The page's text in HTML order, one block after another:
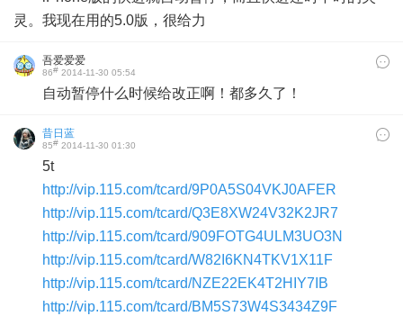
灵。我现在用的5.0版，很给力
吾爱爱爱
86# 2014-11-30 05:54
自动暂停什么时候给改正啊！都多久了！
昔日蓝
85# 2014-11-30 01:30
5t
http://vip.115.com/tcard/9P0A5S04VKJ0AFER
http://vip.115.com/tcard/Q3E8XW24V32K2JR7
http://vip.115.com/tcard/909FOTG4ULM3UO3N
http://vip.115.com/tcard/W82I6KN4TKV1X11F
http://vip.115.com/tcard/NZE22EK4T2HIY7IB
http://vip.115.com/tcard/BM5S73W4S3434Z9F